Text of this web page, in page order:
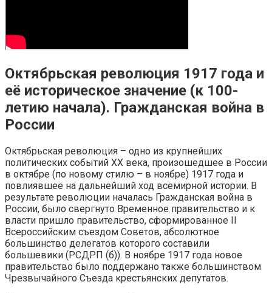
Октябрьская революция 1917 года и
её историческое значение (к 100-
летию начала). Гражданская война в
России
Октябрьская революция – одно из крупнейших
политических событий XX века, произошедшее в России
в октябре (по новому стилю – в ноябре) 1917 года и
повлиявшее на дальнейший ход всемирной истории. В
результате революции началась Гражданская война в
России, было свергнуто Временное правительство и к
власти пришло правительство, сформированное II
Всероссийским съездом Советов, абсолютное
большинство делегатов которого составили
большевики (РСДРП (б)). В ноябре 1917 года новое
правительство было поддержано также большинством
Чрезвычайного Съезда крестьянских депутатов.